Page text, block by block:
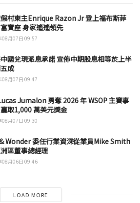
村東主Enrique Razon Jr 登上福布斯菲
寶座 身家遙遙領先
08月07日 09:57
國兌現派息承諾 宣佈中期股息相等於上半
成
08月07日 09:47
Jumalon 勇奪 2026 年 WSOP 主賽事
取1,000 萬美元獎金
08月07日 09:30
Wonder 委任行業資深從業員Mike Smith
區董事總經理
08月06日 09:46
LOAD MORE